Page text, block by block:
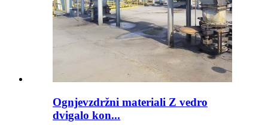
Ognjevzdržni materiali Z vedro
dvigalo kon...